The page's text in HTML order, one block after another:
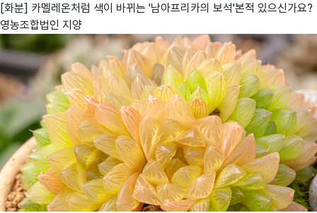
[화분] 카멜레온처럼 색이 바뀌는 '남아프리카의 보석'본적 있으신가요?
영농조합법인 지양